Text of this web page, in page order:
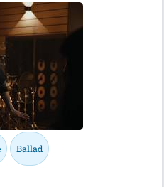
Ballad